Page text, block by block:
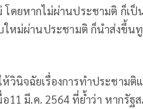
ดยหากไม่ผ่านประชามติ ก็เป็
ใหม่ผ่านประชามติ ก็นำส่งขึ้น
นิจฉัยเรื่องการทำประชามติ
11 มี.ค. 2564 ที่ย้ำว่า หากรัฐ